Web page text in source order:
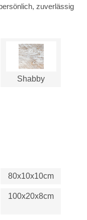
zuverlässig
Shabby
80x10x10cm
100x20x8cm